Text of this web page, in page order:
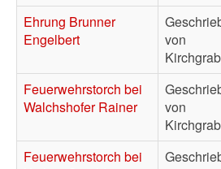
Ehrung Brunner
Engelbert
von
Feuerwehrstorch bei
Walchshofer Rainer
von
Feuerwehrstorch bei